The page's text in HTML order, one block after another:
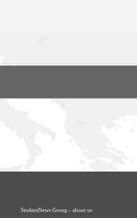
StudentNews Group - about us